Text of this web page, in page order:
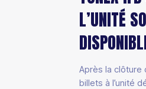
L’UNITÉ
Après la
billets à l’unité